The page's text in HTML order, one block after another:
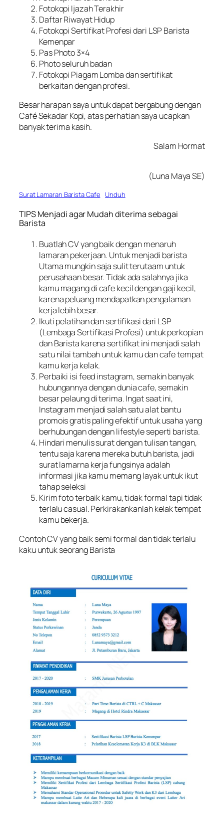
Fotokopi Ijazah Terakhir
Daftar Riwayat Hidup
Fotokopi Sertifikat Profesi dari LSP Barista
Kemenpar
Pas Photo 3×4
Photo seluruh badan
Fotokopi Piagam Lomba dan sertifikat
berkaitan dengan profesi.
Besar harapan saya untuk dapat bergabung dengan
Café Sekadar Kopi, atas perhatian saya ucapkan
banyak terima kasih.
Salam Hormat
(Luna Maya SE)
Surat Lamaran Barista Cafe Unduh
TIPS Menjadi agar Mudah diterima sebagai
Barista
Buatlah CV yang baik dengan menaruh
lamaran pekerjaan. Untuk menjadi barista
Utama mungkin saja sulit terutaam untuk
perusahaan besar. Tidak ada salahnya jika
kamu magang di cafe kecil dengan gaji kecil,
karena peluang mendapatkan pengalaman
kerja lebih besar.
Ikuti pelatihan dan sertifikasi dari LSP
(Lembaga Sertifikasi Profesi) untuk perkopian
dan Barista karena sertifikat ini menjadi salah
satu nilai tambah untuk kamu dan cafe tempat
kamu kerja kelak.
Perbaiki isi feed instagram, semakin banyak
hubungannya dengan dunia cafe, semakin
besar pelaung di terima. Ingat saat ini,
Instagram menjadi salah satu alat bantu
promois gratis paling efektif untuk usaha yang
berhubungan dengan lifestyle seperti barista.
Hindari menulis surat dengan tulisan tangan,
tentu saja karena mereka butuh barista, jadi
surat lamarna kerja fungsinya adalah
informasi jika kamu memang layak untuk ikut
tahap seleksi
Kirim foto terbaik kamu, tidak formal tapi tidak
terlalu casual. Perkirakankanlah kelak tempat
kamu bekerja.
Contoh CV yang baik semi formal dan tidak terlalu
kaku untuk seorang Barista